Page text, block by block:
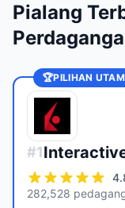
Pialang
🏆PILIHAN
#1
282,528